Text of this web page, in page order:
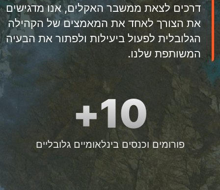
דרכים לצאת ממשבר האקלים, אנו מדגישים
את הצורך לאחד את המאמצים של הקהילה
הגלובלית לפעול ביעילות ולפתור את הבעיה
המשותפת שלנו.
10+
פורומים וכנסים בינלאומיים גלובליים